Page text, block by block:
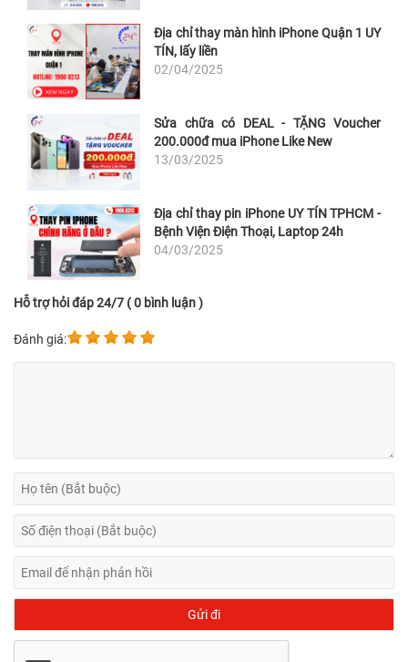
Địa chỉ thay màn hình iPhone Quận 1 UY
TÍN, lấy liền
02/04/2025
Sửa chữa có DEAL - TẶNG Voucher
200.000đ mua iPhone Like New
13/03/2025
Địa chỉ thay pin iPhone UY TÍN TPHCM -
Bệnh Viện Điện Thoại, Laptop 24h
04/03/2025
Hỗ trợ hỏi đáp 24/7 ( 0 bình luận )
Đánh giá: